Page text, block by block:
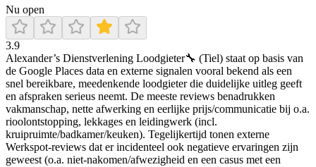
Nu open
3.9
Alexander’s Dienstverlening Loodgieter🔧 (Tiel) staat op basis van
de Google Places data en externe signalen vooral bekend als een
snel bereikbare, meedenkende loodgieter die duidelijke uitleg geeft
en afspraken serieus neemt. De meeste reviews benadrukken
vakmanschap, nette afwerking en eerlijke prijs/communicatie bij o.a.
rioolontstopping, lekkages en leidingwerk (incl.
kruipruimte/badkamer/keuken). Tegelijkertijd tonen externe
Werkspot-reviews dat er incidenteel ook negatieve ervaringen zijn
geweest (o.a. niet-nakomen/afwezigheid en een casus met een